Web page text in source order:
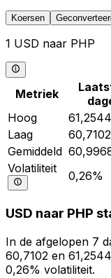
Koersen
1 USD naar PHP
Metriek
Hoog
61,2544
Laag
60,7102
Gemiddeld
Volatiliteit
0,26%
USD naar PHP
In de afgelopen 7
60,7102 en
0,26% volatiliteit.